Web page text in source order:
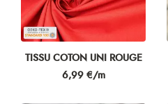
TISSU COTON UNI ROUGE
Prix
6,99 €/m